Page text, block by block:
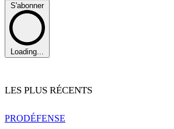
S'abonner
Loading...
LES PLUS RÉCENTS
PRODÉFENSE